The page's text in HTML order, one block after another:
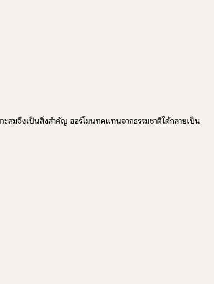
ะสมจึงเป็นสิ่งสำคัญ ฮอร์โมนทดแทนจากธรรมชาติได้กลายเป็น